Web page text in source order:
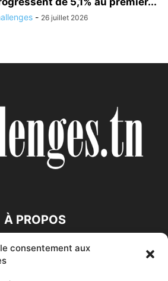
consentement aux
- 26 juillet 2026
À PROPOS
NOUS